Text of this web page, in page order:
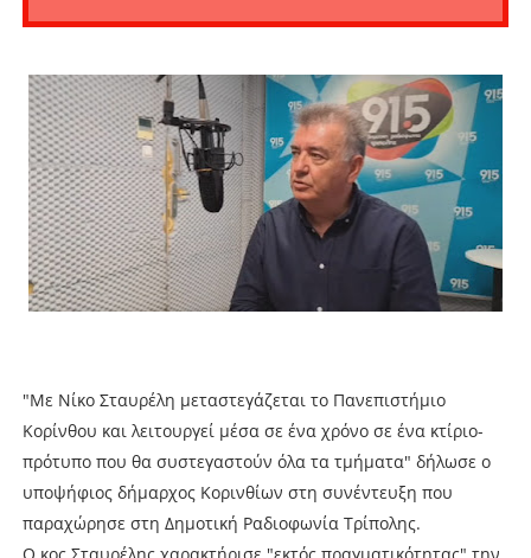
"Με Νίκο Σταυρέλη μεταστεγάζεται το Πανεπιστήμιο
Κορίνθου και λειτουργεί μέσα σε ένα χρόνο σε ένα κτίριο-
πρότυπο που θα συστεγαστούν όλα τα τμήματα" δήλωσε ο
υποψήφιος δήμαρχος Κορινθίων στη συνέντευξη που
παραχώρησε στη Δημοτική Ραδιοφωνία Τρίπολης.